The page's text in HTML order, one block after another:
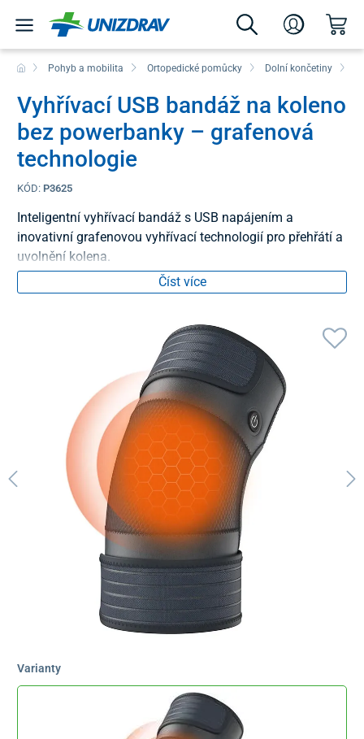
Pohyb a mobilita Ortopedické pomůcky Dolní končetiny
Vyhřívací USB bandáž na koleno
bez powerbanky – grafenová
technologie
KÓD: P3625
Inteligentní vyhřívací bandáž s USB napájením a
inovativní grafenovou vyhřívací technologií pro přehřátí a
uvolnění kolena.
Číst více
Varianty